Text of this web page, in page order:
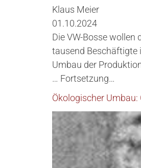
Klaus Meier
01.10.2024
Die VW-Bosse
tausend Beschäftigte
Umbau der
… Fortsetzung…
Ökologischer Umbau: